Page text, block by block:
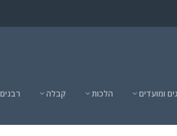
ומועדים הלכות קבלה רבנים